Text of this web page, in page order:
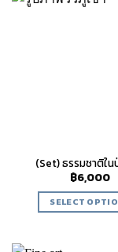
(Set) ธรรมชาติใ
฿6,000
SELECT